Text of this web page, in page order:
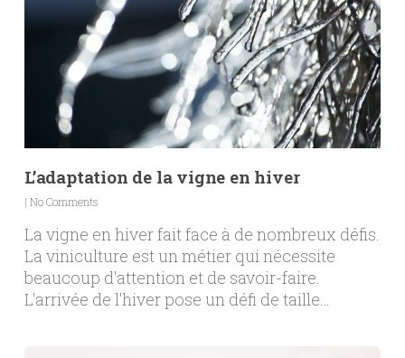
L’adaptation de la vigne en hiver
| No Comments
La vigne en hiver fait face à de nombreux défis.
La viniculture est un métier qui nécessite
beaucoup d'attention et de savoir-faire.
L'arrivée de l'hiver pose un défi de taille…